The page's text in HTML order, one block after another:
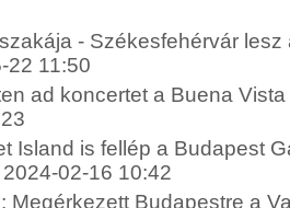
- Székesfehérvár
22 11:50
ad koncertet a Buena
Island is fellép a Budapest
02-16 10:42
Megérkezett Budapestre a